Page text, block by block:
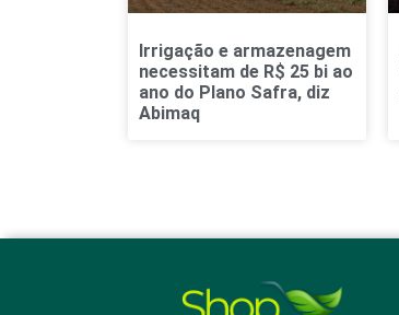
Irrigação e armazenagem
necessitam de R$ 25 bi ao
ano do Plano Safra, diz
Abimaq